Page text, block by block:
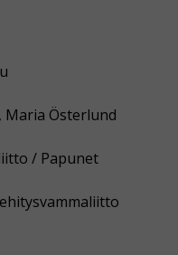
Maria Österlund
/ Papunet